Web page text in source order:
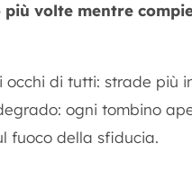
volte mentre
occhi di tutti: strade più
ogni tombino
fuoco della sfiducia.